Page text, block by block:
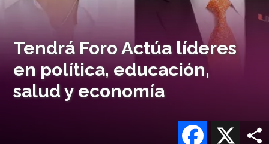
Tendrá Foro Actúa líderes
en política, educación,
salud y economía
X
Facebook